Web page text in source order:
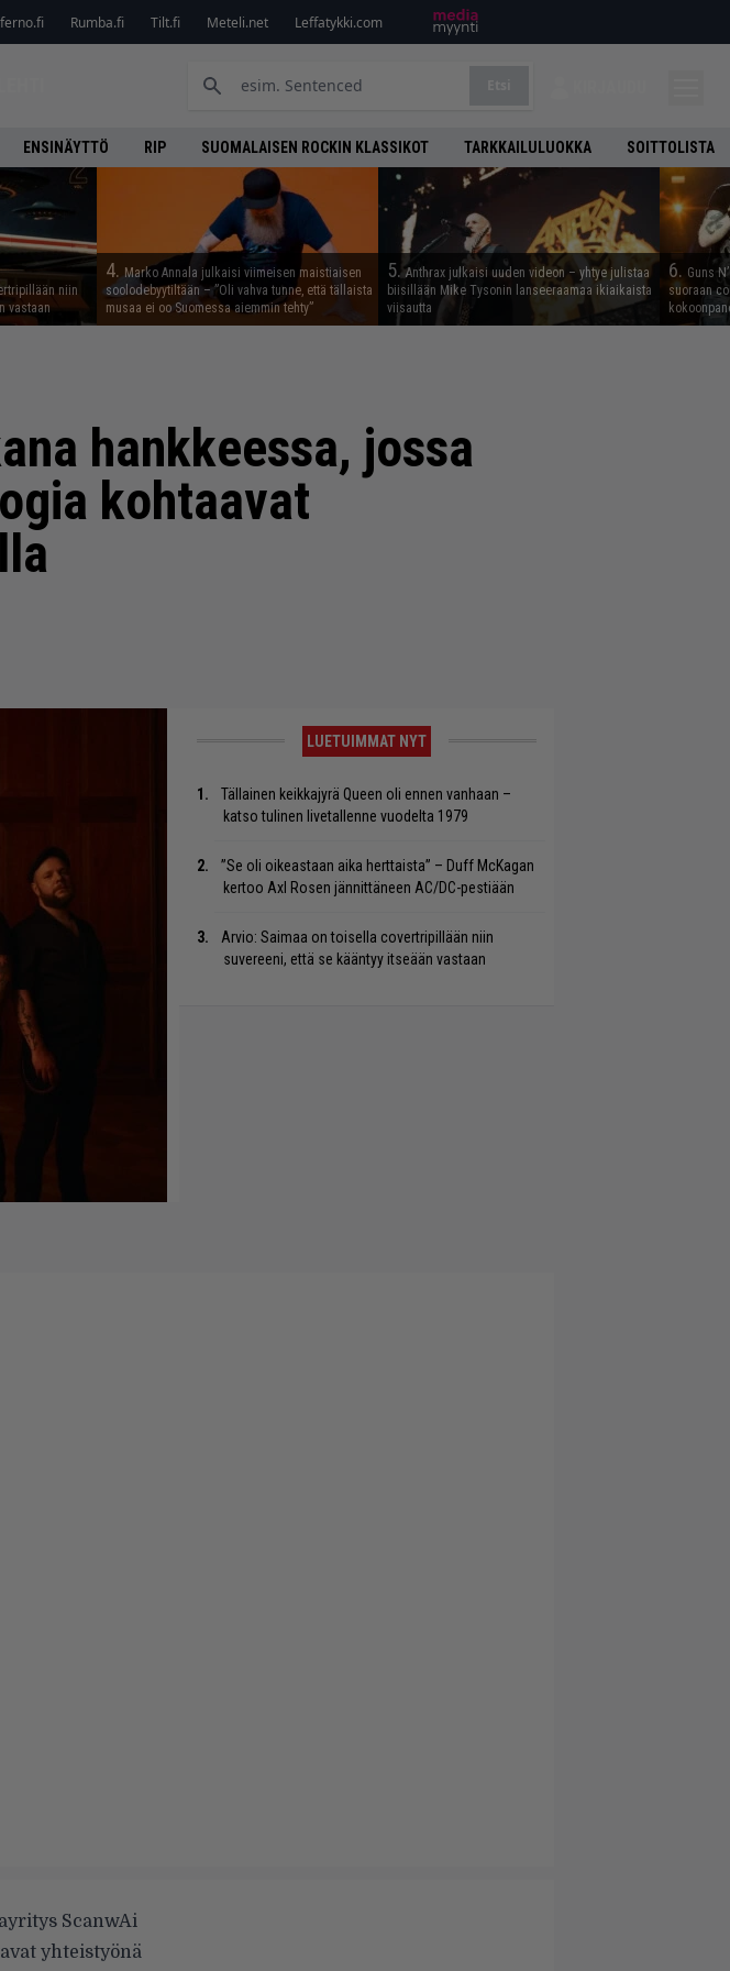
Rumba.fi Tilt.fi Meteli.net Leffatykki.com
ENSINÄYTTÖ RIP SUOMALAISEN ROCKIN KLASSIKOT TARKKAILULUOKKA SOITTOLISTA
niin
vastaan
4. Marko Annala julkaisi viimeisen maistiaisen
soolodebyytiltään – ”Oli vahva tunne, että tällaista
musaa ei oo Suomessa aiemmin tehty”
5.Anthrax julkaisi uuden videon – yhtye julistaa
biisillään Mike Tysonin lanseeraamaa ikiaikaista
viisautta
6. Guns
suoraan
hankkeessa, jossa
kohtaavat
LUETUIMMAT NYT
Tällainen keikkajyrä Queen oli ennen vanhaan –
katso tulinen livetallenne vuodelta 1979
”Se oli oikeastaan aika herttaista” – Duff McKagan
kertoo Axl Rosen jännittäneen AC/DC-pestiään
Arvio: Saimaa on toisella covertripillään niin
suvereeni, että se kääntyy itseään vastaan
ScanwAi
yhteistyönä